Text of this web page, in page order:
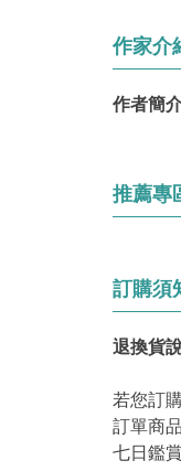
作家介
作者簡介
推薦專
訂購須
退換貨
若您訂
訂單商
七日鑑